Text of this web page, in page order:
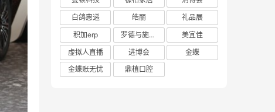
白鸽惠递
皓丽
礼品展
积加erp
罗德与施瓦茨
美宜佳
虚拟人直播
进博会
金蝶
金蝶账无忧
鼎植口腔